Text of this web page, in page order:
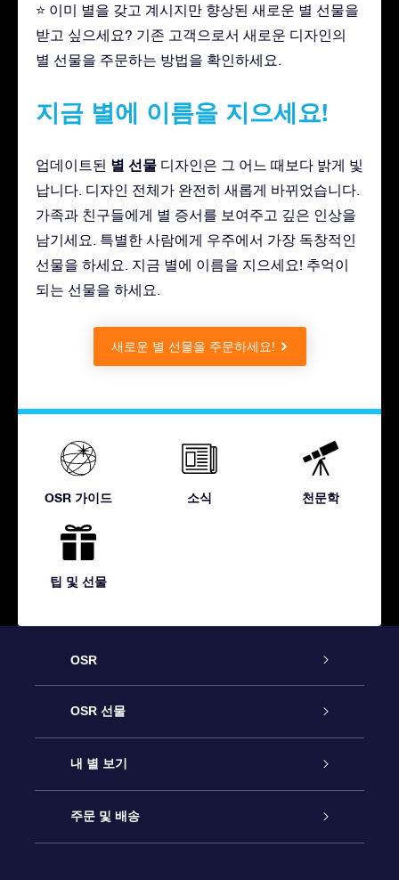
⭐ 이미 별을 갖고 계시지만 향상된 새로운 별 선물을
받고 싶으세요? 기존 고객으로서 새로운 디자인의
별 선물을 주문하는 방법을 확인하세요.
지금 별에 이름을 지으세요!
업데이트된 별 선물 디자인은 그 어느 때보다 밝게 빛
납니다. 디자인 전체가 완전히 새롭게 바뀌었습니다.
가족과 친구들에게 별 증서를 보여주고 깊은 인상을
남기세요. 특별한 사람에게 우주에서 가장 독창적인
선물을 하세요. 지금 별에 이름을 지으세요! 추억이
되는 선물을 하세요.
새로운 별 선물을 주문하세요!
OSR 가이드 소식 천문학
팁 및 선물
OSR
고객 서비스
연락처
블로그
OSR 선물
온라인 별 선물
OSR 선물 팩
내 별 보기
Star Register
주문 및 배송